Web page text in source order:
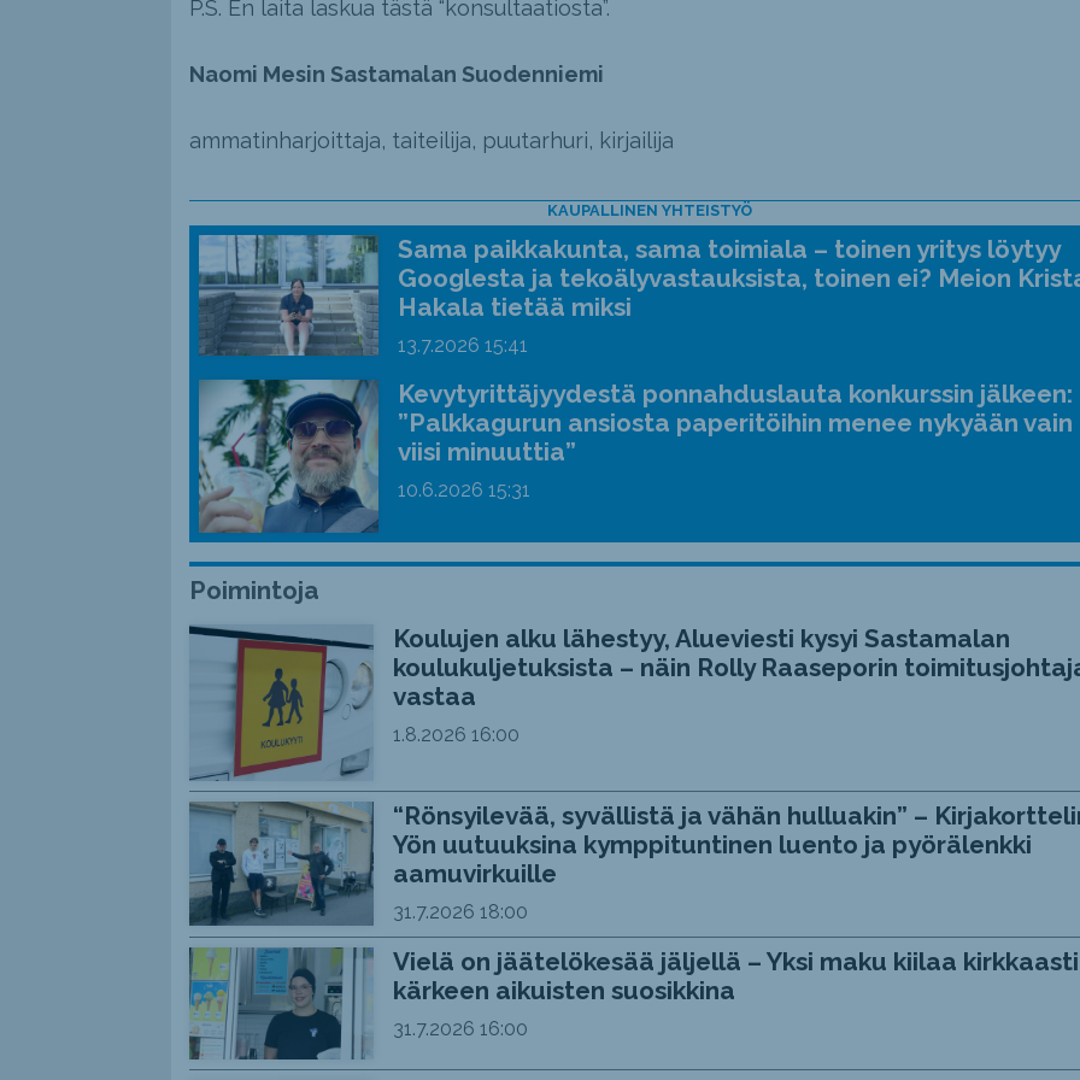
P.S. En laita laskua tästä “konsultaatiosta”.
Naomi Mesin Sastamalan Suodenniemi
ammatinharjoittaja, taiteilija, puutarhuri, kirjailija
KAUPALLINEN YHTEISTYÖ
Sama paikkakunta, sama toimiala – toinen yritys löytyy
Googlesta ja tekoälyvastauksista, toinen ei? Meion
Hakala tietää miksi
13.7.2026 15:41
Kevytyrittäjyydestä ponnahduslauta konkurssin jälkeen:
”Palkkagurun ansiosta paperitöihin menee nykyään vain
viisi minuuttia”
10.6.2026 15:31
Poimintoja
Koulujen alku lähestyy, Alueviesti kysyi Sastamalan
koulukuljetuksista – näin Rolly Raaseporin
vastaa
1.8.2026 16:00
“Rönsyilevää, syvällistä ja vähän hulluakin” –
Yön uutuuksina kymppituntinen luento ja pyörälenkki
aamuvirkuille
31.7.2026 18:00
Vielä on jäätelökesää jäljellä – Yksi maku kiilaa kirkkaasti
kärkeen aikuisten suosikkina
31.7.2026 16:00